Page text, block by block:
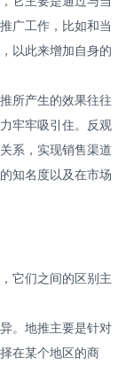
广工作，比如和当
以此来增加自身的
所产生的效果往往
牢牢吸引住。反观
系，实现销售渠道
知名度以及在市场
它们之间的区别主
。地推主要是针对
在某个地区的商